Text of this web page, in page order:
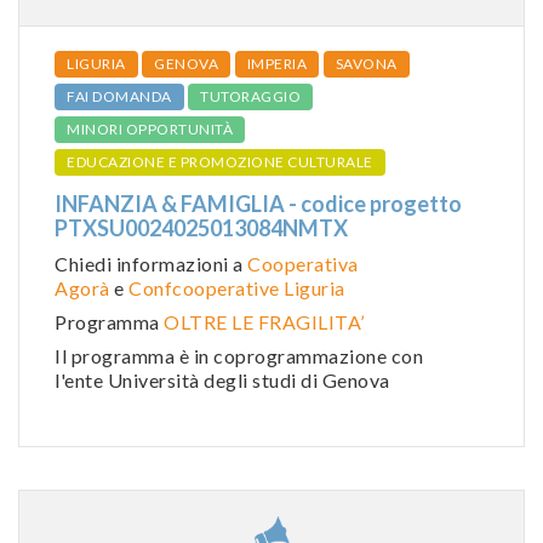
LIGURIA GENOVA IMPERIA
SAVONA
FAI DOMANDA
TUTORAGGIO
MINORI OPPORTUNITÀ
EDUCAZIONE E PROMOZIONE CULTURALE
INFANZIA & FAMIGLIA - codice progetto
PTXSU0024025013084NMTX
Chiedi informazioni a Cooperativa
Agorà e Confcooperative Liguria
Programma OLTRE LE FRAGILITA’
Il programma è in coprogrammazione con
l'ente Università degli studi di Genova